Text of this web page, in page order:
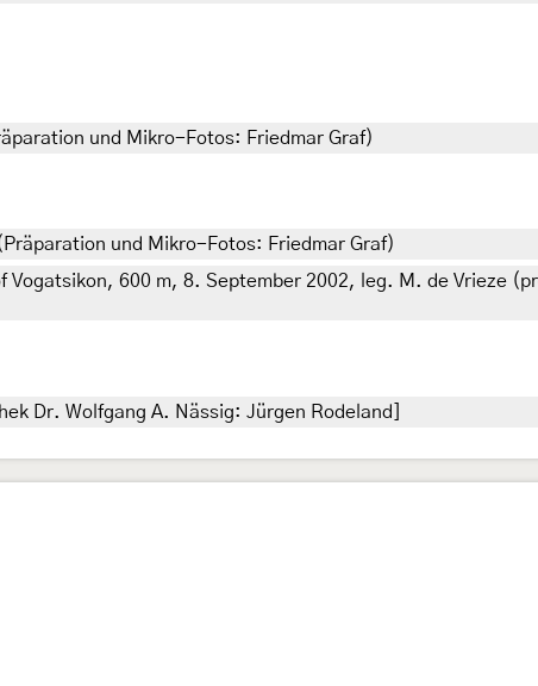
und Mikro-Fotos: Friedmar Graf)
und Mikro-Fotos: Friedmar Graf)
600 m, 8. September 2002, leg. M. de Vrieze
Dr. Wolfgang A. Nässig: Jürgen Rodeland]